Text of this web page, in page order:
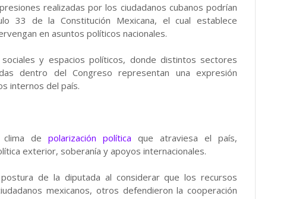
realizadas por los ciudadanos cubanos podrían
33 de la Constitución Mexicana, el cual establece
en asuntos políticos nacionales.
y espacios políticos, donde distintos sectores
dentro del Congreso representan una expresión
internos del país.
clima depolarización política que atraviesa el país,
exterior, soberanía y apoyos internacionales.
de la diputada al considerar que los recursos
mexicanos, otros defendieron la cooperación